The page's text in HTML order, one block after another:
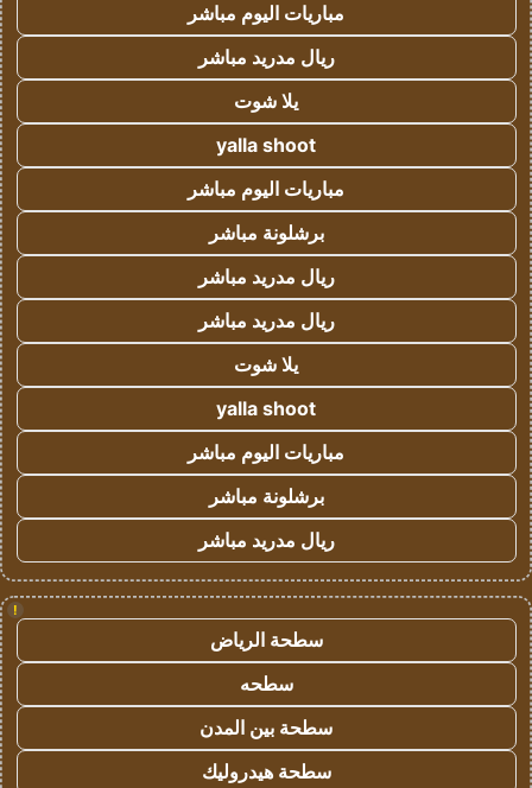
مباريات اليوم مباشر
ريال مدريد مباشر
يلا شوت
yalla shoot
مباريات اليوم مباشر
برشلونة مباشر
ريال مدريد مباشر
ريال مدريد مباشر
يلا شوت
yalla shoot
مباريات اليوم مباشر
برشلونة مباشر
ريال مدريد مباشر
!
سطحة الرياض
سطحه
سطحة بين المدن
سطحة هيدروليك